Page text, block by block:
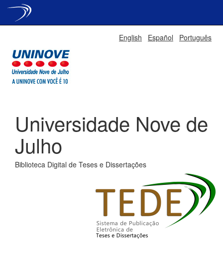
English Español Português
Universidade Nove de
Julho
Biblioteca Digital de Teses e Dissertações